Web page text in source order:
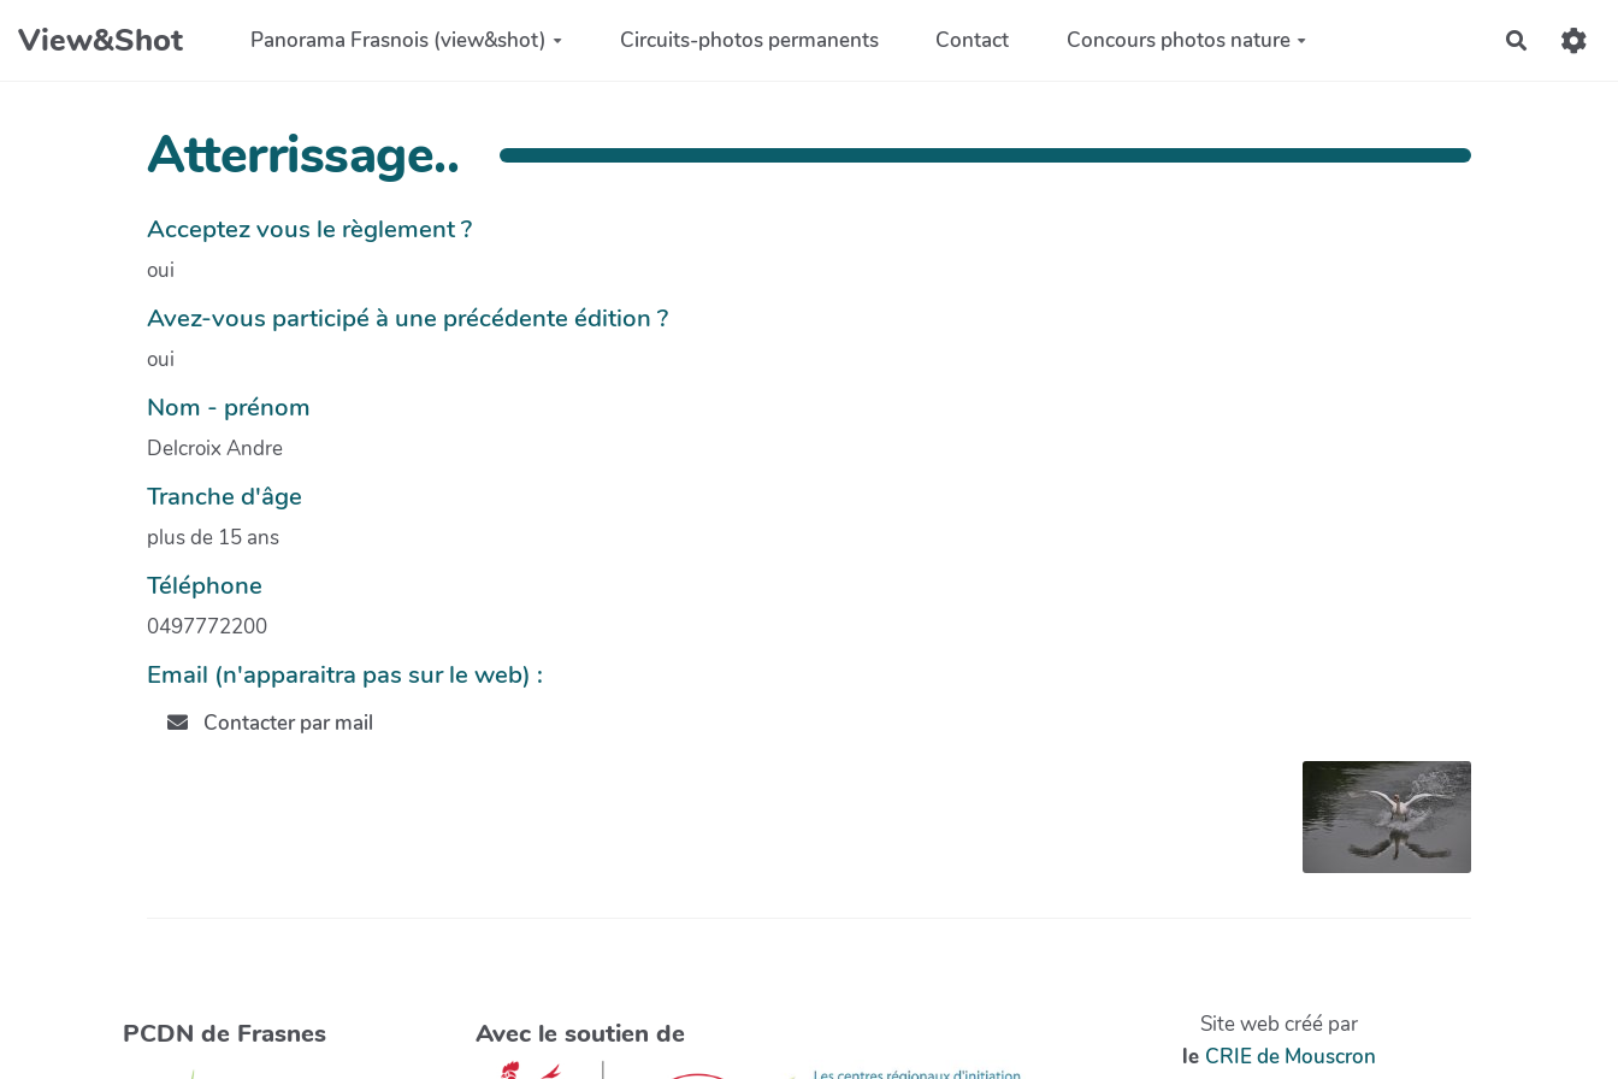
Aller au contenu principal
View&Shot Panorama Frasnois (view&shot) Circuits-photos permanents Contact Concours photos nature
Atterrissage..
Acceptez vous le règlement ?
oui
Avez-vous participé à une précédente édition ?
oui
Nom - prénom
Delcroix Andre
Tranche d'âge
plus de 15 ans
Téléphone
0497772200
Email (n'apparaitra pas sur le web) :
Contacter par mail
PCDN de Frasnes Avec le soutien de
Site web créé par
le CRIE de Mouscron